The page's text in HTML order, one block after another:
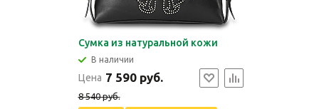
Сумка из натуральной кожи
В наличии
Цена 7 590 руб.
8 540 руб.